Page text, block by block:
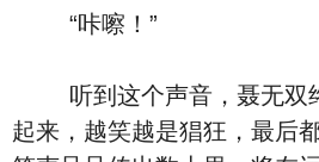
“咔嚓！”
听到这个声音，聂无双
起来，越笑越是猖狂，最后